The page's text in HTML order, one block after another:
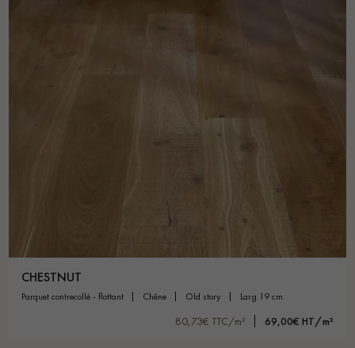
CHESTNUT
parquet contrecollé - flottant chêne old story larg 19 cm
80,73€ TTC/m² 69,00€ HT/m²